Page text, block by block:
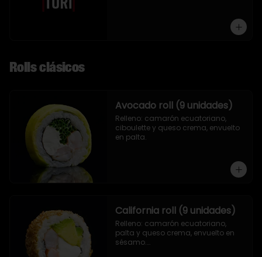
Rolls clásicos
Avocado roll (9 unidades)
Relleno: camarón ecuatoriano,
ciboulette y queso crema, envuelto
en palta.
California roll (9 unidades)
Relleno: camarón ecuatoriano,
palta y queso crema, envuelto en
sésamo.